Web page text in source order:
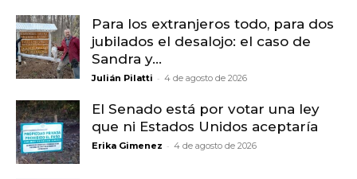
Para los extranjeros todo, para dos
jubilados el desalojo: el caso de
Sandra y...
Julián Pilatti - 4 de agosto de 2026
El Senado está por votar una ley
que ni Estados Unidos aceptaría
Erika Gimenez - 4 de agosto de 2026